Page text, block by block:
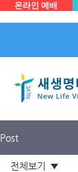
온라인 예배
Post
전체보기